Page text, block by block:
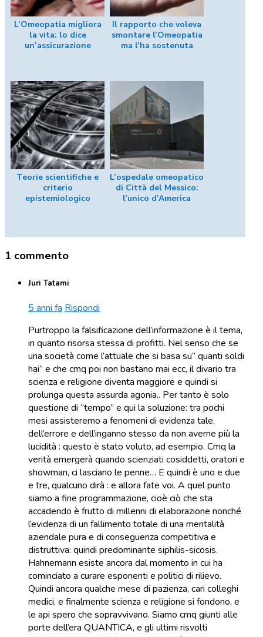
L’Omeopatia migliora
la vita: lo dice
un’assicurazione
Il rapporto che voleva
smontare l’Omeopatia
ma l’ha sostenuta
Teorie scientifiche e
criterio
epistemiologico
L’ospedale omeopatico
di Città del Messico:
l’unico d’America
1 commento
Juri Tatami
5 anni fa Rispondi
Purtroppo la falsificazione dell’informazione è il tema,
in quanto risorsa stessa di profitti. Nel senso che se
una società come l’attuale che si basa su” quanti soldi
hai” e che cmq poi non bastano mai ecc, il divario tra
scienza e religione diventa maggiore e quindi si
prolunga questa assurda agonia.. Per tanto è solo
questione di “tempo” e qui la soluzione: tra pochi
mesi assisteremo a fenomeni di evidenza tale,
dell’errore e dell’inganno stesso da non averne più la
lucidità : questo è stato voluto, ad esempio. Cmq la
verità emergerà quando scienziati cosiddetti, oratori e
showman, ci lasciano le penne… E quindi è uno e due
e tre, qualcuno dirà : e allora fate voi. A quel punto
siamo a fine programmazione, cioè ciò che sta
accadendo è frutto di millenni di elaborazione nonché
l’evidenza di un fallimento totale di una mentalità
aziendale pura e di conseguenza competitiva e
distruttiva: quindi predominante siphilis-sicosis.
Hahnemann esiste ancora dal momento in cui ha
cominciato a curare esponenti e politici di rilievo.
Quindi ancora qualche mese di pazienza, cari colleghi
medici, e finalmente scienza e religione si fondono, e
le api spero che sopravvivano. Siamo cmq giunti alle
porte dell’era QUANTICA, e gli ultimi risvolti